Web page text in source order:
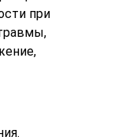
при